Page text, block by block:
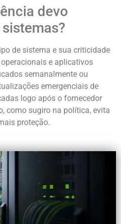
devo
de sistema e sua criticidade
e aplicativos
semanalmente ou
emergenciais de
logo após o fornecedor
como sugiro na política, evita
proteção.